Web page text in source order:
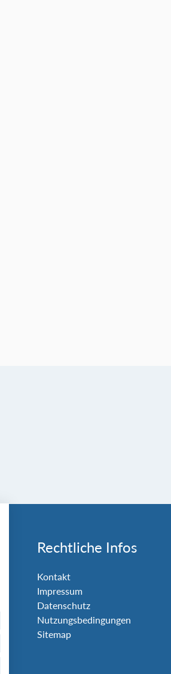
Rechtliche Infos
Kontakt
Impressum
Datenschutz
Nutzungsbedingungen
Sitemap